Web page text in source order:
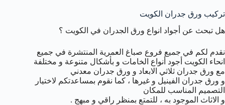
تركيب ورق جدران الكويت
هل تبحث عن أجواد انواع ورق الجدران في الكويت ؟
نقدم لكم في جميع فروع صباغ العمرية المنتشرة في جميع
انحاء الكويت أجود أنواع الخامات و بأشكال متنوعة و مختلفة
مع ورق جدران ثلاثي الابعاد و ورق جدران معدني
و ورق جدران الفينيل و غيرها ، كما نقوم بمساعدتكم لاختيار
التصميم المناسب للمكان
و الاثاث الموجود به ، للتمتع بمنظر راقي و مبهج .